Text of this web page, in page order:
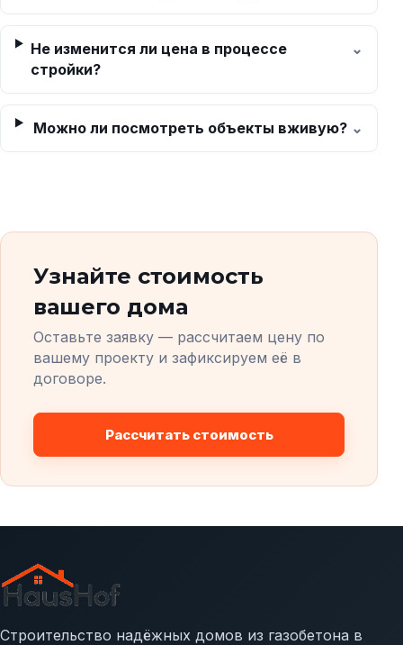
Не изменится ли цена в процессе
стройки?
Можно ли посмотреть объекты вживую?
Узнайте стоимость
вашего дома
Оставьте заявку — рассчитаем цену по
вашему проекту и зафиксируем её в
договоре.
Рассчитать стоимость
Строительство надёжных домов из газобетона в